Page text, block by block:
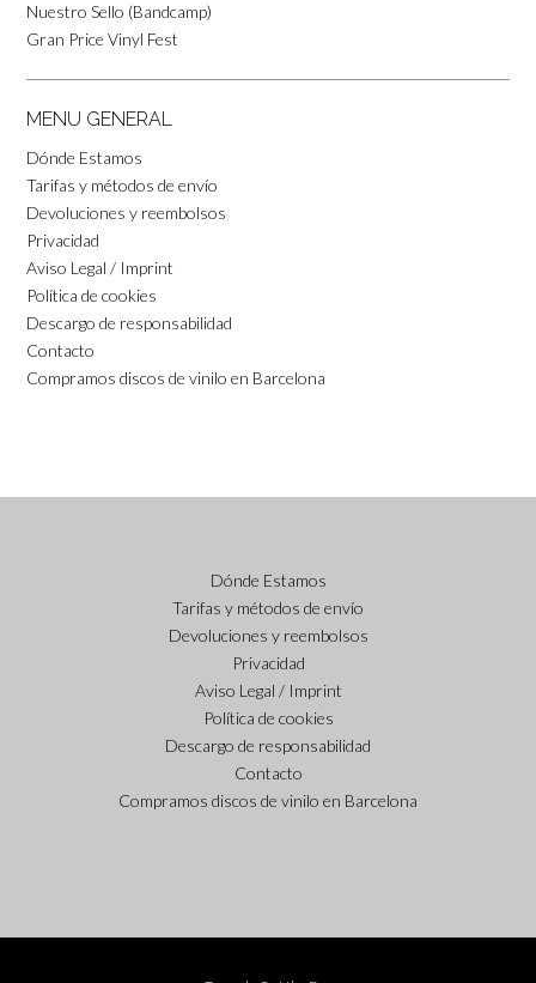
Nuestro Sello (Bandcamp)
Gran Price Vinyl Fest
MENU GENERAL
Dónde Estamos
Tarifas y métodos de envío
Devoluciones y reembolsos
Privacidad
Aviso Legal / Imprint
Política de cookies
Descargo de responsabilidad
Contacto
Compramos discos de vinilo en Barcelona
Dónde Estamos
Tarifas y métodos de envío
Devoluciones y reembolsos
Privacidad
Aviso Legal / Imprint
Política de cookies
Descargo de responsabilidad
Contacto
Compramos discos de vinilo en Barcelona